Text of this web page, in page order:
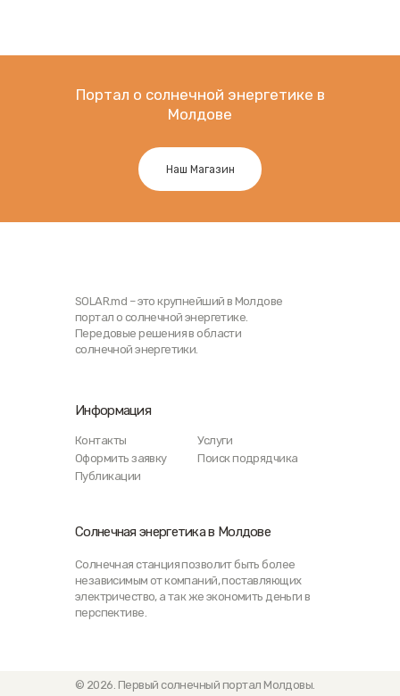
Портал о солнечной энергетике в
Молдове
Наш Магазин
SOLAR.md – это крупнейший в Молдове
портал о солнечной энергетике.
Передовые решения в области
солнечной энергетики.
Информация
Контакты
Услуги
Оформить заявку
Поиск подрядчика
Публикации
Солнечная энергетика в Молдове
Солнечная станция позволит быть более
независимым от компаний, поставляющих
электричество, а так же экономить деньги в
перспективе.
© 2026. Первый солнечный портал Молдовы.